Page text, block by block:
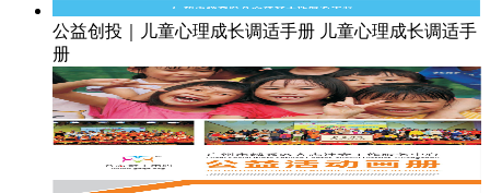
公益创投｜儿童心理成长调适手册 儿童心理成长调适手
册